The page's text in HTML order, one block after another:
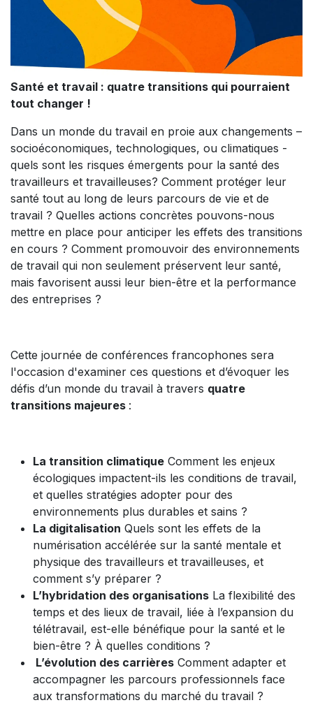
Santé et travail : quatre transitions qui pourraient
tout changer !
Dans un monde du travail en proie aux changements –
socioéconomiques, technologiques, ou climatiques -
quels sont les risques émergents pour la santé des
travailleurs et travailleuses? Comment protéger leur
santé tout au long de leurs parcours de vie et de
travail ? Quelles actions concrètes pouvons-nous
mettre en place pour anticiper les effets des transitions
en cours ? Comment promouvoir des environnements
de travail qui non seulement préservent leur santé,
mais favorisent aussi leur bien-être et la performance
des entreprises ?
Cette journée de conférences francophones sera
l'occasion d'examiner ces questions et d’évoquer les
défis d’un monde du travail à travers quatre
transitions majeures :
La transition climatique Comment les enjeux
écologiques impactent-ils les conditions de travail,
et quelles stratégies adopter pour des
environnements plus durables et sains ?
La digitalisation Quels sont les effets de la
numérisation accélérée sur la santé mentale et
physique des travailleurs et travailleuses, et
comment s’y préparer ?
L’hybridation des organisations La flexibilité des
temps et des lieux de travail, liée à l’expansion du
télétravail, est-elle bénéfique pour la santé et le
bien-être ? À quelles conditions ?
L’évolution des carrières Comment adapter et
accompagner les parcours professionnels face
aux transformations du marché du travail ?